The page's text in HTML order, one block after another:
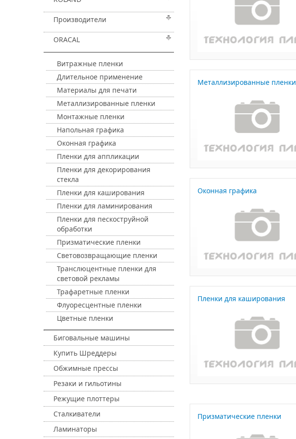
Производители
ORACAL
Витражные пленки
Длительное применение
Материалы для печати
Металлизированные пленки
Монтажные пленки
Напольная графика
Оконная графика
Пленки для аппликации
Пленки для декорирования
стекла
Пленки для каширования
Пленки для ламинирования
Пленки для пескоструйной
обработки
Призматические пленки
Световозвращающие пленки
Транслюцентные пленки для
световой рекламы
Трафаретные пленки
Флуоресцентные пленки
Цветные пленки
Биговальные машины
Купить Шреддеры
Обжимные прессы
Резаки и гильотины
Режущие плоттеры
Сталкиватели
Ламинаторы
Металлизированные пленки
Оконная графика
Пленки для каширования
Призматические пленки